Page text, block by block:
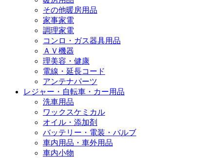
その他暖房用品
家事家電
調理家電
コンロ・ガス器具用品
ＡＶ機器
理美容・健康
電線・延長コード
アンテナパーツ
レジャー・自転車・カー用品
洗車用品
ワックスケミカル
オイル・添加剤
バッテリー・電装・バルブ
車内用品・車外用品
車内小物